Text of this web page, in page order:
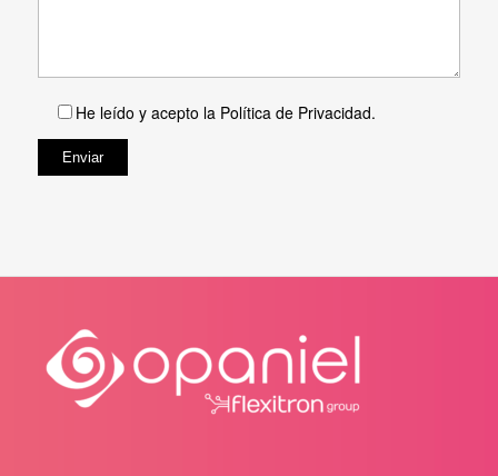
He leído y acepto la Política de Privacidad.